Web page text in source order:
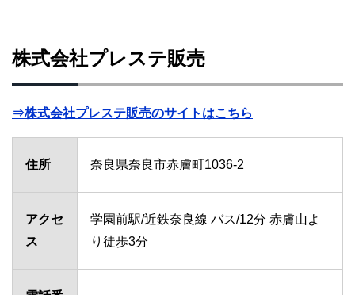
株式会社プレステ販売
⇒株式会社プレステ販売のサイトはこちら
住所 奈良県奈良市赤膚町1036-2
アクセ
ス
学園前駅/近鉄奈良線 バス/12分 赤膚山よ
り徒歩3分